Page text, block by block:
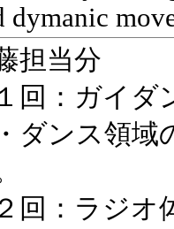
dymanic
担当分
回：ガイダ
ダンス領域
回：ラジオ